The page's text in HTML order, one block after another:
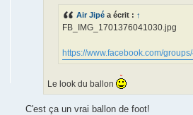
Air Jipé a écrit : ↑
FB_IMG_1701376041030.jpg
https://www.facebook.com/
Le look du ballon
C'est ça un vrai ballon de foot!